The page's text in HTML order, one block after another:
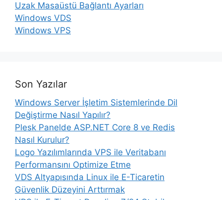
Uzak Masaüstü Bağlantı Ayarları
Windows VDS
Windows VPS
Son Yazılar
Windows Server İşletim Sistemlerinde Dil
Değiştirme Nasıl Yapılır?
Plesk Panelde ASP.NET Core 8 ve Redis
Nasıl Kurulur?
Logo Yazılımlarında VPS ile Veritabanı
Performansını Optimize Etme
VDS Altyapısında Linux ile E-Ticaretin
Güvenlik Düzeyini Arttırmak